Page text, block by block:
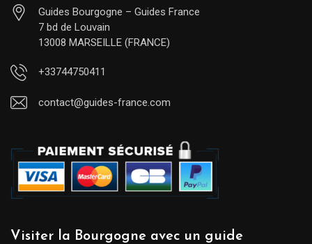
Guides Bourgogne – Guides France
7 bd de Louvain
13008 MARSEILLE (FRANCE)
+33744750411
contact@guides-france.com
Visiter la Bourgogne avec un guide